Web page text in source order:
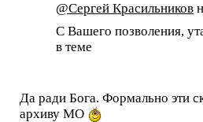
@Сергей Красильников
С Вашего позволения,
в теме
Да ради Бога. Формально эти
архиву МО